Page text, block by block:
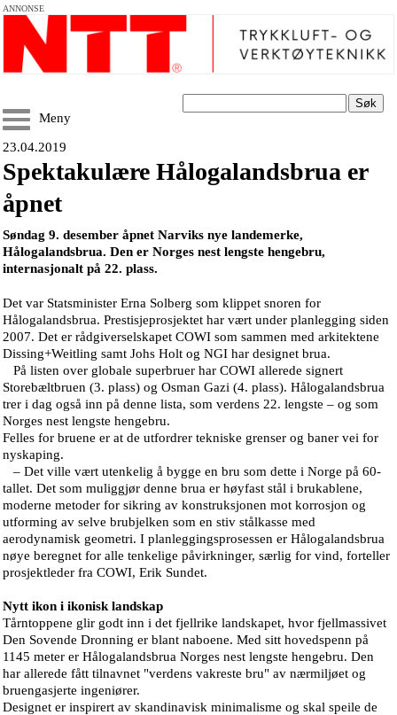
ANNONSE
Søk
Meny
23.04.2019
Spektakulære Hålogalandsbrua er
åpnet
Søndag 9. desember åpnet Narviks nye landemerke,
Hålogalandsbrua. Den er Norges nest lengste hengebru,
internasjonalt på 22. plass.
Det var Statsminister Erna Solberg som klippet snoren for
Hålogalandsbrua. Prestisjeprosjektet har vært under planlegging siden
2007. Det er rådgiverselskapet COWI som sammen med arkitektene
Dissing+Weitling samt Johs Holt og NGI har designet brua.
På listen over globale superbruer har COWI allerede signert
Storebæltbruen (3. plass) og Osman Gazi (4. plass). Hålogalandsbrua
trer i dag også inn på denne lista, som verdens 22. lengste – og som
Norges nest lengste hengebru.
Felles for bruene er at de utfordrer tekniske grenser og baner vei for
nyskaping.
– Det ville vært utenkelig å bygge en bru som dette i Norge på 60-
tallet. Det som muliggjør denne brua er høyfast stål i brukablene,
moderne metoder for sikring av konstruksjonen mot korrosjon og
utforming av selve brubjelken som en stiv stålkasse med
aerodynamisk geometri. I planleggingsprosessen er Hålogalandsbrua
nøye beregnet for alle tenkelige påvirkninger, særlig for vind, forteller
prosjektleder fra COWI, Erik Sundet.
Nytt ikon i ikonisk landskap
Tårntoppene glir godt inn i det fjellrike landskapet, hvor fjellmassivet
Den Sovende Dronning er blant naboene. Med sitt hovedspenn på
1145 meter er Hålogalandsbrua Norges nest lengste hengebru. Den
har allerede fått tilnavnet "verdens vakreste bru" av nærmiljøet og
bruengasjerte ingeniører.
Designet er inspirert av skandinavisk minimalisme og skal speile de